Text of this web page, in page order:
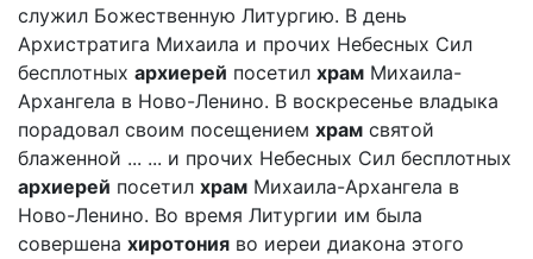
служил Божественную Литургию. В день
Архистратига Михаила и прочих Небесных Сил
бесплотных архиерей посетил храм Михаила-
Архангела в Ново-Ленино. В воскресенье владыка
порадовал своим посещением храм святой
блаженной ... ... и прочих Небесных Сил бесплотных
архиерей посетил храм Михаила-Архангела в
Ново-Ленино. Во время Литургии им была
совершена хиротония во иереи диакона этого